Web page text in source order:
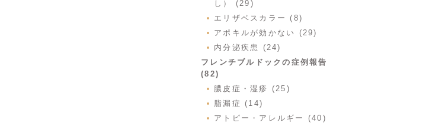
し） (29)
エリザベスカラー (8)
アポキルが効かない (29)
内分泌疾患 (24)
フレンチブルドックの症例報告
(82)
膿皮症・湿疹 (25)
脂漏症 (14)
アトピー・アレルギー (40)